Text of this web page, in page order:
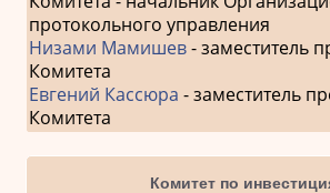
протокольного управления
Низами Мамишев- заместитель
Комитета
Евгений Кассюра - заместитель
Комитета
Комитет по